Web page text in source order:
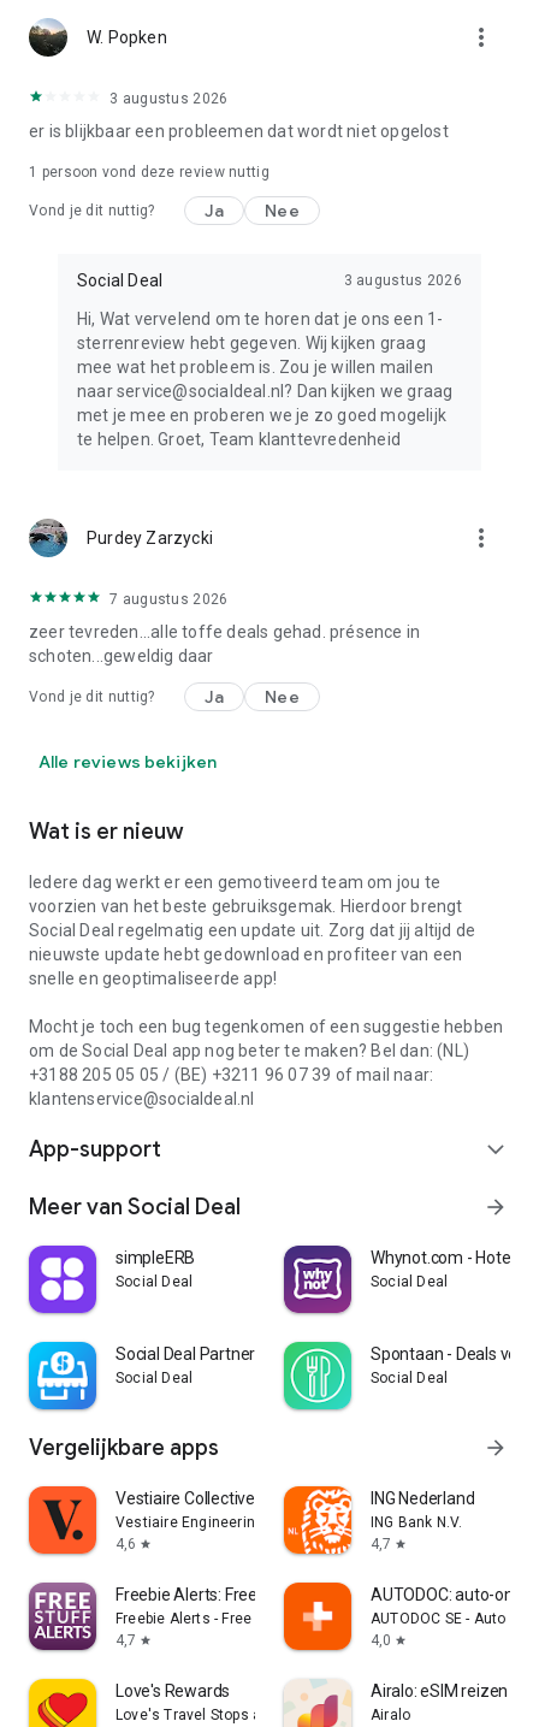
Maak net als 5.000.000+ andere actieve leden gebruik van
Social Deal en swipe door de beste deals bij jou in de buurt!
Help ons de app te verbeteren
dag werkt er een gemotiveerd team om jou te voorzien van
het beste gebruiksgemak. Hierdoor brengt Social Deal
regelmatig een update uit. Zorg dat jij altijd de nieuwste
update hebt gedownload en profiteer van een snelle en
Mocht de app toch niet naar behoren werken of heb je een
Bel dan 088 - 205 05 05 of mail naar
klantenservice@socialdeal.nl.
W. Popken more_vert
3 augustus 2026
er is blijkbaar een probleemen dat wordt niet opgelost
1 persoon vond deze review nuttig
Vond je dit nuttig? Ja Nee
Social Deal 3 augustus 2026
Hi, Wat vervelend om te horen dat je ons een 1-
sterrenreview hebt gegeven. Wij kijken graag
mee wat het probleem is. Zou je willen mailen
naar service@socialdeal.nl? Dan kijken we graag
met je mee en proberen we je zo goed mogelijk
te helpen. Groet, Team klanttevredenheid
Purdey Zarzycki more_vert
7 augustus 2026
zeer tevreden...alle toffe deals gehad. présence in
schoten...geweldig daar
Vond je dit nuttig? Ja Nee
Alle reviews bekijken
Wat is er nieuw
Iedere dag werkt er een gemotiveerd team om jou te
voorzien van het beste gebruiksgemak. Hierdoor brengt
Social Deal regelmatig een update uit. Zorg dat jij altijd de
nieuwste update hebt gedownload en profiteer van een
snelle en geoptimaliseerde app!
Mocht je toch een bug tegenkomen of een suggestie hebben
om de Social Deal app nog beter te maken? Bel dan: (NL)
+3188 205 05 05 / (BE) +3211 96 07 39 of mail naar:
klantenservice@socialdeal.nl
App-support expand_more
Meer van Social Deal arrow_forward
simpleERB
Social Deal
Whynot.com - Hotel
Social Deal
Social Deal Partner - Zakelijk
Social Deal
Spontaan - Deals voor
Social Deal
Vergelijkbare apps arrow_forward
Vestiaire Collective
Vestiaire Engineering
4,6 star
ING Nederland
ING Bank N.V.
4,7 star
Freebie Alerts: Free Stuff App
Freebie Alerts - Free Stuff Alerts
4,7 star
AUTODOC: auto-
AUTODOC SE - Auto
4,0 star
Love's Rewards
Love's Travel Stops and Country Stores, Inc.
Airalo: eSIM reizen +
Airalo